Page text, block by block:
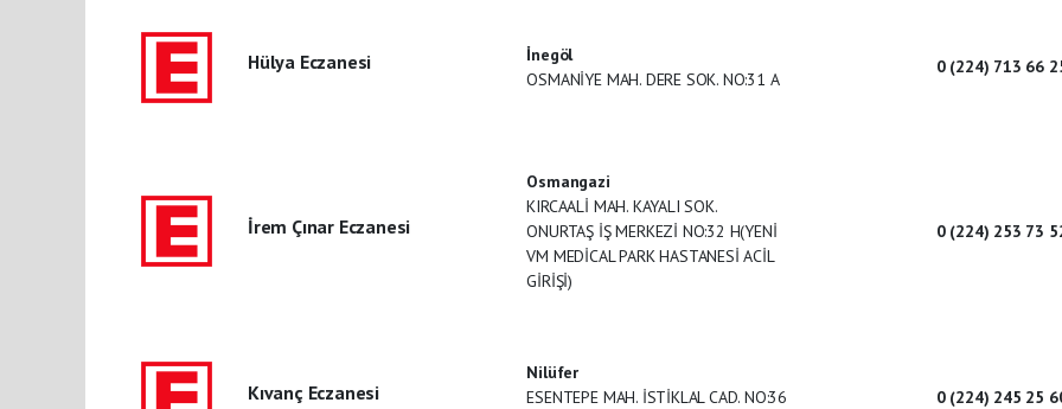
Hülya Eczanesi
İnegöl
OSMANİYE MAH. DERE SOK. NO:31 A
0 (224) 713 66
İrem Çınar Eczanesi
Osmangazi
KIRCAALİ MAH. KAYALI SOK.
ONURTAŞ İŞ MERKEZİ NO:32 H(YENİ
VM MEDİCAL PARK HASTANESİ ACİL
GİRİŞİ)
0 (224) 253 73
Kıvanç Eczanesi
Nilüfer
ESENTEPE MAH. İSTİKLAL CAD. NO:36
0 (224) 245 25